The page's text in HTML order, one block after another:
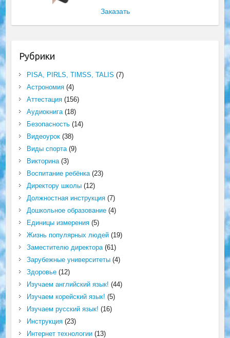
Заказать
Рубрики
PISA, PIRLS, TIMSS, TALIS (7)
Астрономия(4)
Аттестация(156)
Аудиокнига(18)
Безопасность(14)
Видеоурок(38)
Виды спорта(9)
Викторина(3)
Воспитание ребёнка(23)
Директору школы(12)
Должностная инструкция(7)
Дошкольное образование(4)
Единицы измерения(5)
Жизнь популярных людей(19)
Заместителю директора(61)
Зарубежные университеты(4)
Здоровье(12)
Изучаем английский язык! (44)
Изучаем корейский язык! (5)
Изучаем русский язык! (16)
Инструкция(23)
Интернет технологии(13)